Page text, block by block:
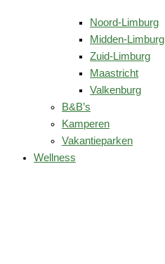
Noord-Limburg
Midden-Limburg
Zuid-Limburg
Maastricht
Valkenburg
B&B’s
Kamperen
Vakantieparken
Wellness